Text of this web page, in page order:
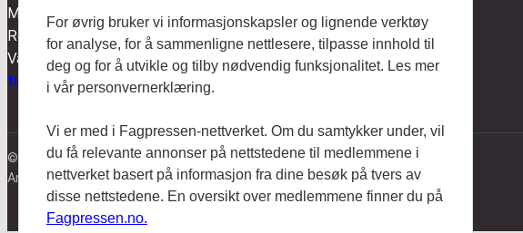
Mental Helse og redigeres etter
Redaktør-plakaten og
Vær varsom-plakaten.
tips@mentaltperspektiv.no
Hodebry
© Mentalt Perspektiv 2023
Ansvarlig redaktør:Nanna Baldersheim
For øvrig bruker vi informasjonskapsler og lignende verktøy
for analyse, for å sammenligne nettlesere, tilpasse innhold til
deg og for å utvikle og tilby nødvendig funksjonalitet. Les mer
i vår personvernerklæring.
Vi er med i Fagpressen-nettverket. Om du samtykker under, vil
du få relevante annonser på nettstedene til medlemmene i
nettverket basert på informasjon fra dine besøk på tvers av
disse nettstedene. En oversikt over medlemmene finner du på
Fagpressen.no.